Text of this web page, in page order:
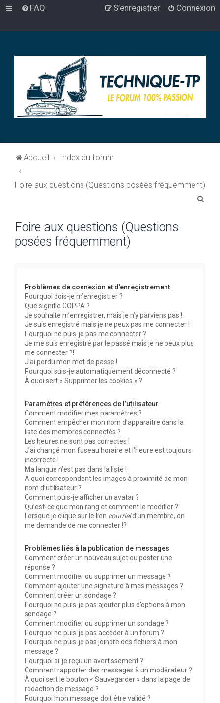
FAQ Connexion
S’enregistrer
Accueil Index du forum
Foire aux questions (Questions posées fréquemment)
Foire aux questions (Questions
posées fréquemment)
Problèmes de connexion et d’enregistrement
Pourquoi dois-je m’enregistrer ?
Que signifie COPPA ?
Je souhaite m’enregistrer, mais je n’y parviens pas !
Je suis enregistré mais je ne peux pas me connecter !
Pourquoi ne puis-je pas me connecter ?
Je me suis enregistré par le passé mais je ne peux plus
me connecter ?!
J’ai perdu mon mot de passe !
Pourquoi suis-je automatiquement déconnecté ?
À quoi sert « Supprimer les cookies » ?
Paramètres et préférences de l’utilisateur
Comment modifier mes paramètres ?
Comment empêcher mon nom d’apparaître dans la
liste des membres connectés ?
Les heures ne sont pas correctes !
J’ai changé mon fuseau horaire et l’heure est toujours
incorrecte !
Ma langue n’est pas dans la liste !
A quoi correspondent les images à proximité de mon
nom d’utilisateur ?
Comment puis-je afficher un avatar ?
Qu’est-ce que mon rang et comment le modifier ?
Lorsque je clique sur le lien courrield’un membre, on
me demande de me connecter !?
Problèmes liés à la publication de messages
Comment créer un nouveau sujet ou poster une
réponse ?
Comment modifier ou supprimer un message ?
Comment ajouter une signature à mes messages ?
Comment créer un sondage ?
Pourquoi ne puis-je pas ajouter plus d’options à mon
sondage ?
Comment modifier ou supprimer un sondage ?
Pourquoi ne puis-je pas accéder à un forum ?
Pourquoi ne puis-je pas joindre des fichiers à mon
message ?
Pourquoi ai-je reçu un avertissement ?
Comment rapporter des messages à un modérateur ?
À quoi sert le bouton « Sauvegarder » dans la page de
rédaction de message ?
Pourquoi mon message doit être validé ?